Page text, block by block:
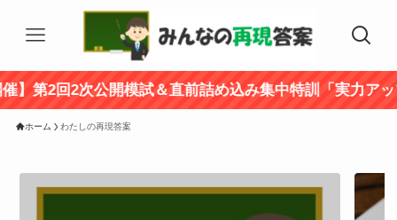
2次公開模試＆直前詰め込み集中特訓「実力アップ講座
ホーム わたしの再現答案